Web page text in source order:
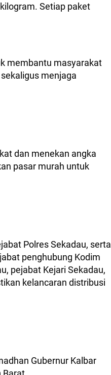
Setiap paket
membantu masyarakat
menjaga
dan menekan angka
pasar murah untuk
Polres Sekadau, serta
penghubung Kodim
pejabat Kejari Sekadau,
kelancaran distribusi
Gubernur Kalbar